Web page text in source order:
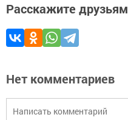
Расскажите друзьям
Нет комментариев